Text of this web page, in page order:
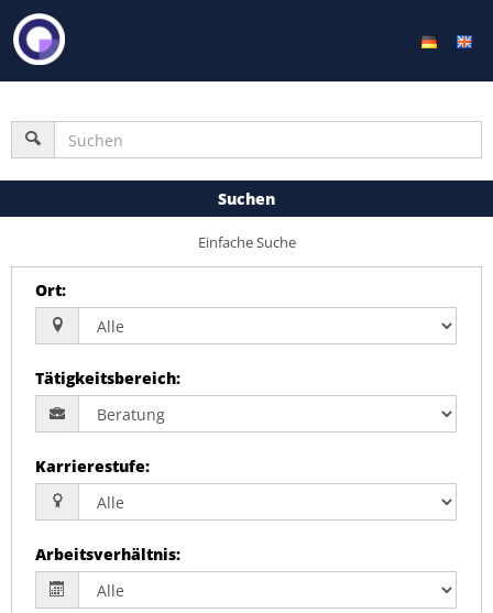
Suchen
Einfache Suche
Ort:
Tätigkeitsbereich:
Karrierestufe:
Arbeitsverhältnis: